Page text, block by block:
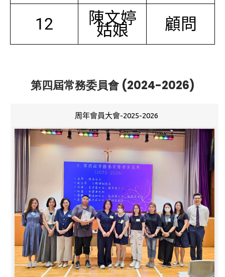
12 陳文婷
姑娘 顧問
第四屆常務委員會 (2024-2026)
周年會員大會-2025-2026